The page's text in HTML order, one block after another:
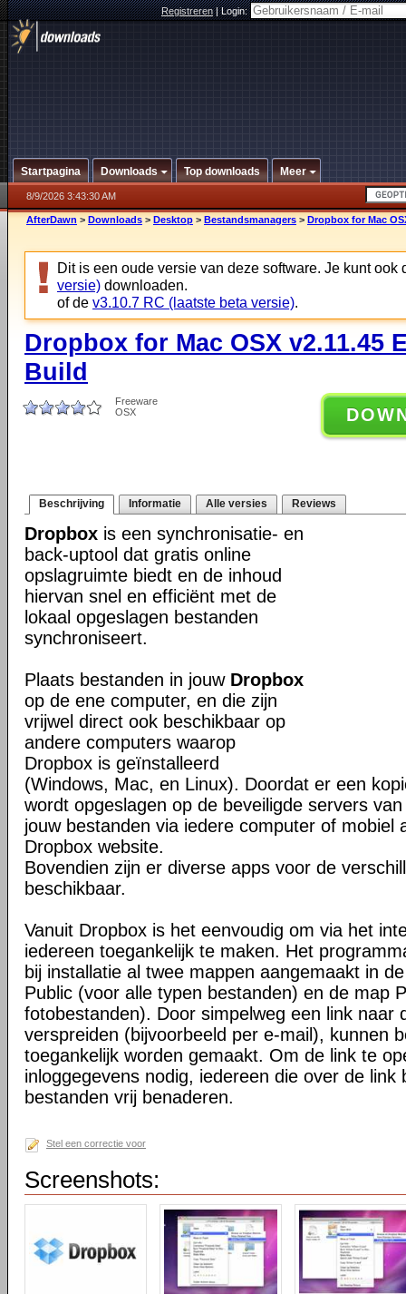
Registreren|Login:
Startpagina Downloads Top downloads Meer
8/9/2026 3:43:30 AM
AfterDawn > Downloads > Desktop > Bestandsmanagers > Dropbox for Mac
Dit is een oude versie van deze software. Je kunt ook
versie) downloaden.
of de v3.10.7 RC (laatste beta versie).
Dropbox for Mac OSX v2.11.45
Build
Freeware
OSX
Beschrijving Informatie Alle versies Reviews
Dropbox is een synchronisatie- en
back-uptool dat gratis online
opslagruimte biedt en de inhoud
hiervan snel en efficiënt met de
lokaal opgeslagen bestanden
synchroniseert.
Plaats bestanden in jouw Dropbox
op de ene computer, en die zijn
vrijwel direct ook beschikbaar op
andere computers waarop
Dropbox is geïnstalleerd
(Windows, Mac, en Linux). Doordat er een
wordt opgeslagen op de beveiligde servers
jouw bestanden via iedere computer of mobiel
Dropbox website.
Bovendien zijn er diverse apps voor de
beschikbaar.
Vanuit Dropbox is het eenvoudig om via het
iedereen toegankelijk te maken. Het
bij installatie al twee mappen aangemaakt in
Public (voor alle typen bestanden) en de map
fotobestanden). Door simpelweg een link naar
verspreiden (bijvoorbeeld per e-mail), kunnen
toegankelijk worden gemaakt. Om de link te
inloggegevens nodig, iedereen die over de link
bestanden vrij benaderen.
Stel een correctie voor
Screenshots: